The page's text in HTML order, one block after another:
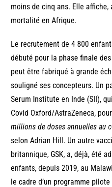
moins de cinq ans. Elle
mortalité en Afrique.
Le recrutement de 4 800
débuté pour la phase finale
peut être fabriqué à grande
souligné ses concepteurs. Un
Serum Institute en Inde (SII),
Covid Oxford/AstraZeneca,
millions de doses annuelles au
selon Adrian Hill. Un autre
britannique, GSK, a, déjà, été
enfants, depuis 2019, au
le cadre d’un programme